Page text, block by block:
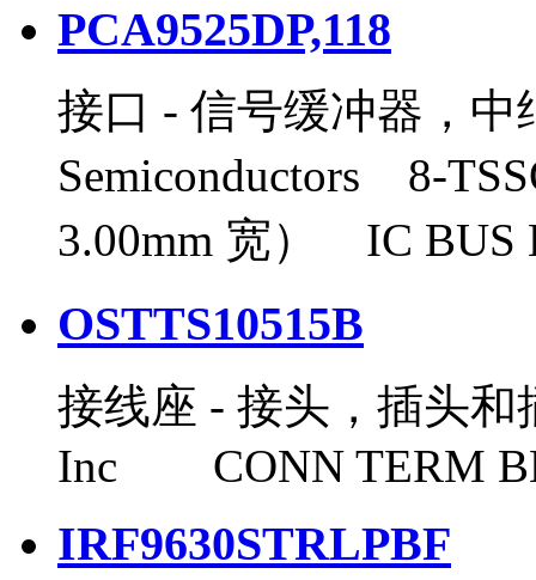
PCA9525DP,118
接口 - 信号缓冲器，
Semiconductors 8-
3.00mm 宽） IC BUS
OSTTS10515B
接线座 - 接头，插头和
Inc CONN TERM
IRF9630STRLPBF